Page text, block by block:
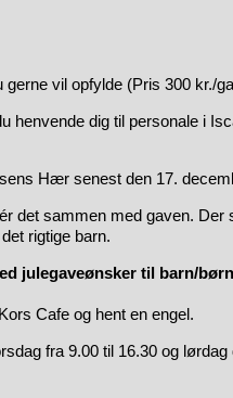
vil opfylde (Pris 300 kr./
henvende dig til personale i
Hær senest den 17.
det sammen med gaven. Der
rigtige barn.
julegaveønsker til barn/
Cafe og hent en engel.
fra 9.00 til 16.30 og